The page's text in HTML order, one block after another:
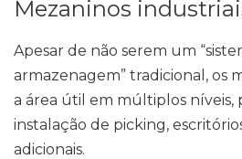
Mezaninos
Apesar de não serem um
armazenagem” tradicional, os
a área útil em múltiplos níveis,
instalação de picking,
adicionais.